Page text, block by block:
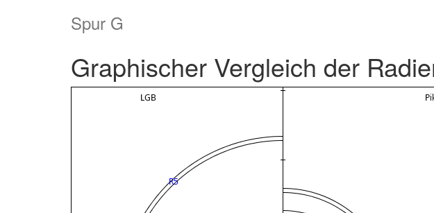
Spur G
Graphischer Vergleich der